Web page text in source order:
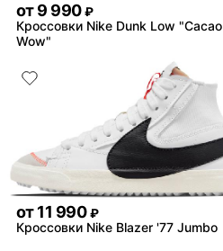
от9 990 ₽
Кроссовки Nike Dunk Low "Cacao
Wow"
от11 990 ₽
Кроссовки Nike Blazer '77 Jumbo